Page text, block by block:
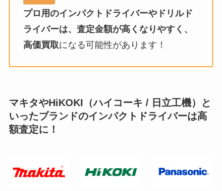
プロ用のインパクトドライバーやドリルド
ライバーは、 査定金額が高くなりやすく、
高価買取になる可能性があります！
マキタやHiKOKI（ハイコーキ / 日立工機）と
いったブランドのインパクトドライバーは高
額査定に！